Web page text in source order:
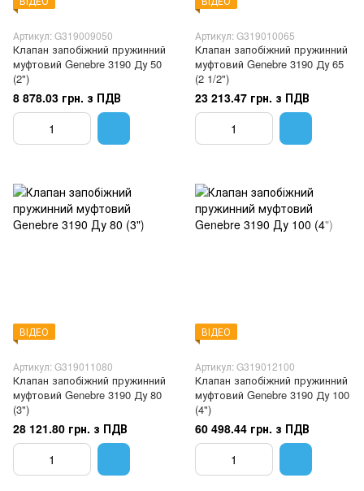
Артикул: G319009050
Клапан запобіжний пружинний
муфтовий Genebre 3190 Ду 50
(2")
8 878.03 грн. з ПДВ
Артикул: G319010065
Клапан запобіжний пружинний
муфтовий Genebre 3190 Ду 65
(2 1/2")
23 213.47 грн. з ПДВ
ВІДЕО
Артикул: G319011080
Клапан запобіжний пружинний
муфтовий Genebre 3190 Ду 80
(3")
28 121.80 грн. з ПДВ
ВІДЕО
Артикул: G319012100
Клапан запобіжний пружинний
муфтовий Genebre 3190 Ду 100
(4")
60 498.44 грн. з ПДВ